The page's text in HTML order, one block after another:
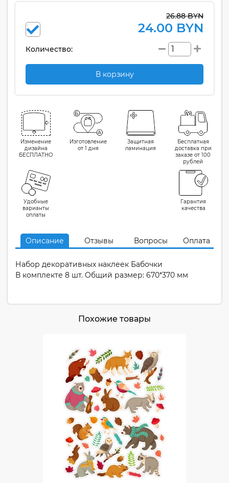
26.88 BYN
24.00 BYN
Количество:
В корзину
Изменение
дизайна
БЕСПЛАТНО
Изготовление
от 1 дня
Защитная
ламинация
Бесплатная
доставка при
заказе от 100
рублей
Удобные
варианты
оплаты
Гарантия
качества
Описание Отзывы Вопросы Оплата
Набор декоративных наклеек Бабочки
В комплекте 8 шт. Общий размер: 670*370 мм
Похожие товары